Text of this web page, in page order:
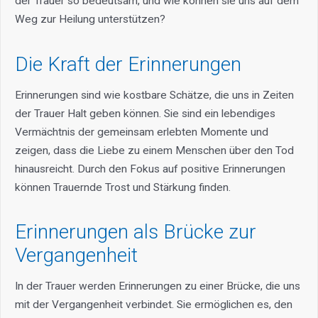
Weg zur Heilung unterstützen?
Die Kraft der Erinnerungen
Erinnerungen sind wie kostbare Schätze, die uns in Zeiten
der Trauer Halt geben können. Sie sind ein lebendiges
Vermächtnis der gemeinsam erlebten Momente und
zeigen, dass die Liebe zu einem Menschen über den Tod
hinausreicht. Durch den Fokus auf positive Erinnerungen
können Trauernde Trost und Stärkung finden.
Erinnerungen als Brücke zur
Vergangenheit
In der Trauer werden Erinnerungen zu einer Brücke, die uns
mit der Vergangenheit verbindet. Sie ermöglichen es, den